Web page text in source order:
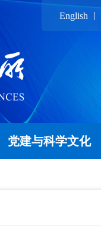
English |
党建与科学文化